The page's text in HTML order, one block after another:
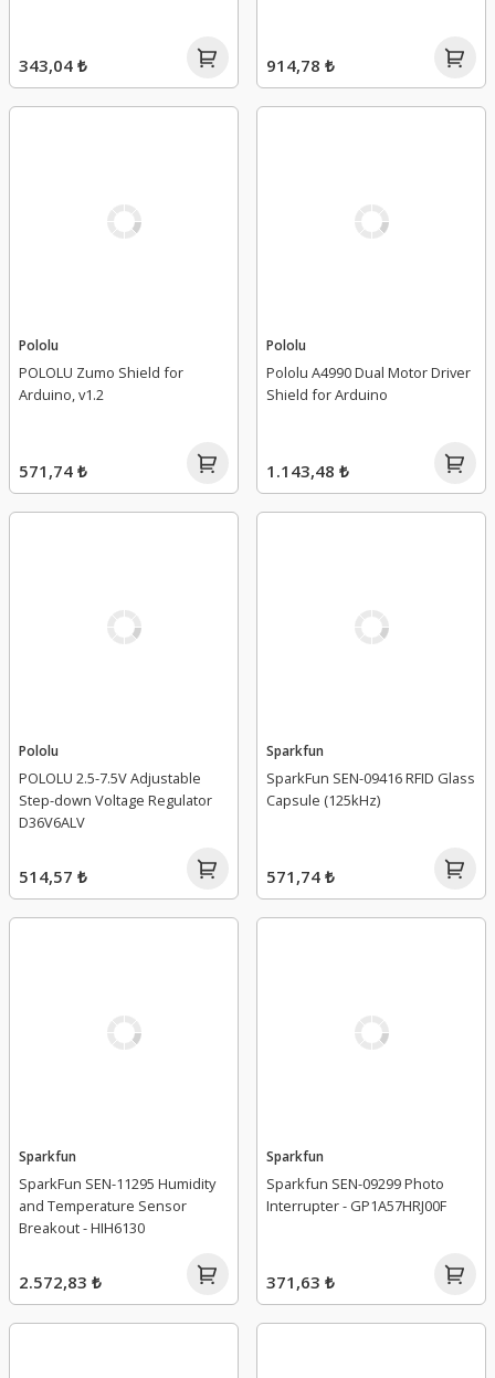
343,04 ₺ 914,78 ₺
Pololu
POLOLU Zumo Shield for
Arduino, v1.2
571,74 ₺
Pololu
Pololu A4990 Dual Motor Driver
Shield for Arduino
1.143,48 ₺
Pololu
POLOLU 2.5-7.5V Adjustable
Step-down Voltage Regulator
D36V6ALV
514,57 ₺
Sparkfun
SparkFun SEN-09416 RFID Glass
Capsule (125kHz)
571,74 ₺
Sparkfun
SparkFun SEN-11295 Humidity
and Temperature Sensor
Breakout - HIH6130
2.572,83 ₺
Sparkfun
Sparkfun SEN-09299 Photo
Interrupter - GP1A57HRJ00F
371,63 ₺